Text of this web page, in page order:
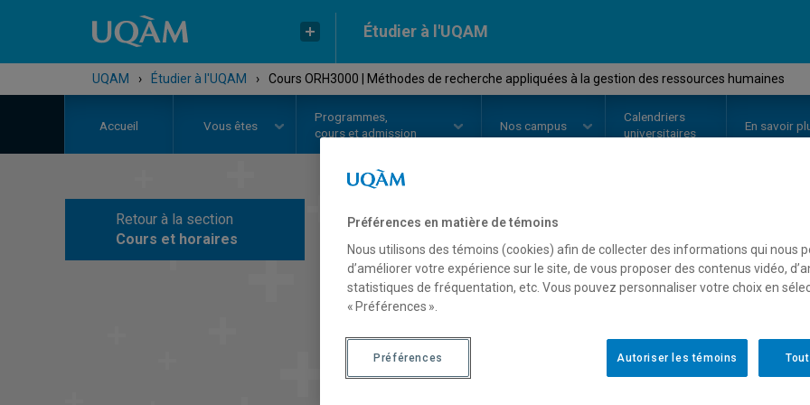
Étudier à l'UQAM
UQAM › Étudier à l'UQAM › Cours ORH3000 | Méthodes de recherche appliquées à la gestion des ressources humaines
Accueil Vous êtes
Programmes,
cours et admission
Nos campus
Calendriers
universitaires
En savoir
Retour à la section
Cours et horaires
COURS// ORH3000 -
Méthodes
la gestion des
Horaire - Été 2026
Préférences en matière de témoins
Nous utilisons des témoins (cookies) afin de collecter des informations qui nous
d’améliorer votre expérience sur le site, de vous proposer des contenus vidéo,
statistiques de fréquentation, etc. Vous pouvez personnaliser votre choix en
« Préférences ».
Autoriser les témoins
Préférences